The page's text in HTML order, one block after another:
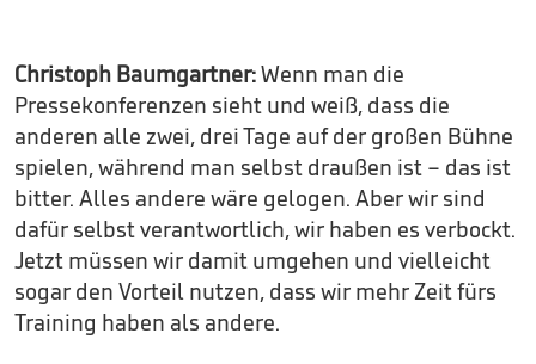
Christoph Baumgartner:Wenn man die
Pressekonferenzen sieht und weiß, dass die
anderen alle zwei, drei Tage auf der großen Bühne
spielen, während man selbst draußen ist – das ist
bitter. Alles andere wäre gelogen. Aber wir sind
dafür selbst verantwortlich, wir haben es verbockt.
Jetzt müssen wir damit umgehen und vielleicht
sogar den Vorteil nutzen, dass wir mehr Zeit fürs
Training haben als andere.